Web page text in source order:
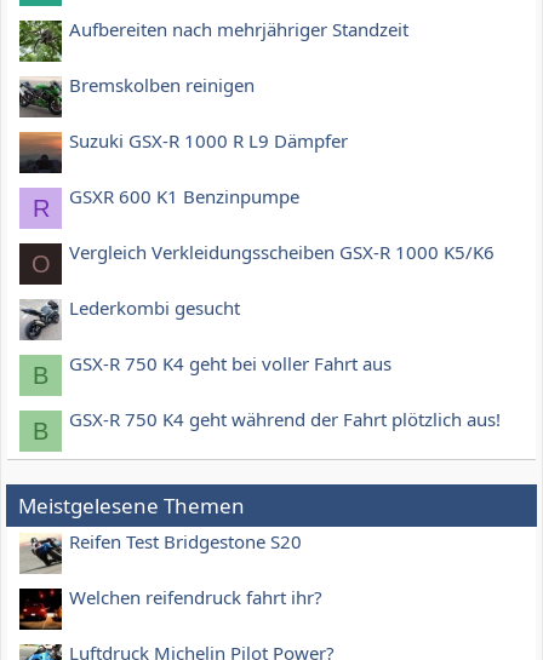
Aufbereiten nach mehrjähriger Standzeit
Bremskolben reinigen
Suzuki GSX-R 1000 R L9 Dämpfer
R GSXR 600 K1 Benzinpumpe
O Vergleich Verkleidungsscheiben GSX-R 1000 K5/K6
Lederkombi gesucht
B GSX-R 750 K4 geht bei voller Fahrt aus
B GSX-R 750 K4 geht während der Fahrt plötzlich aus!
Meistgelesene Themen
Reifen Test Bridgestone S20
Welchen reifendruck fahrt ihr?
Luftdruck Michelin Pilot Power?